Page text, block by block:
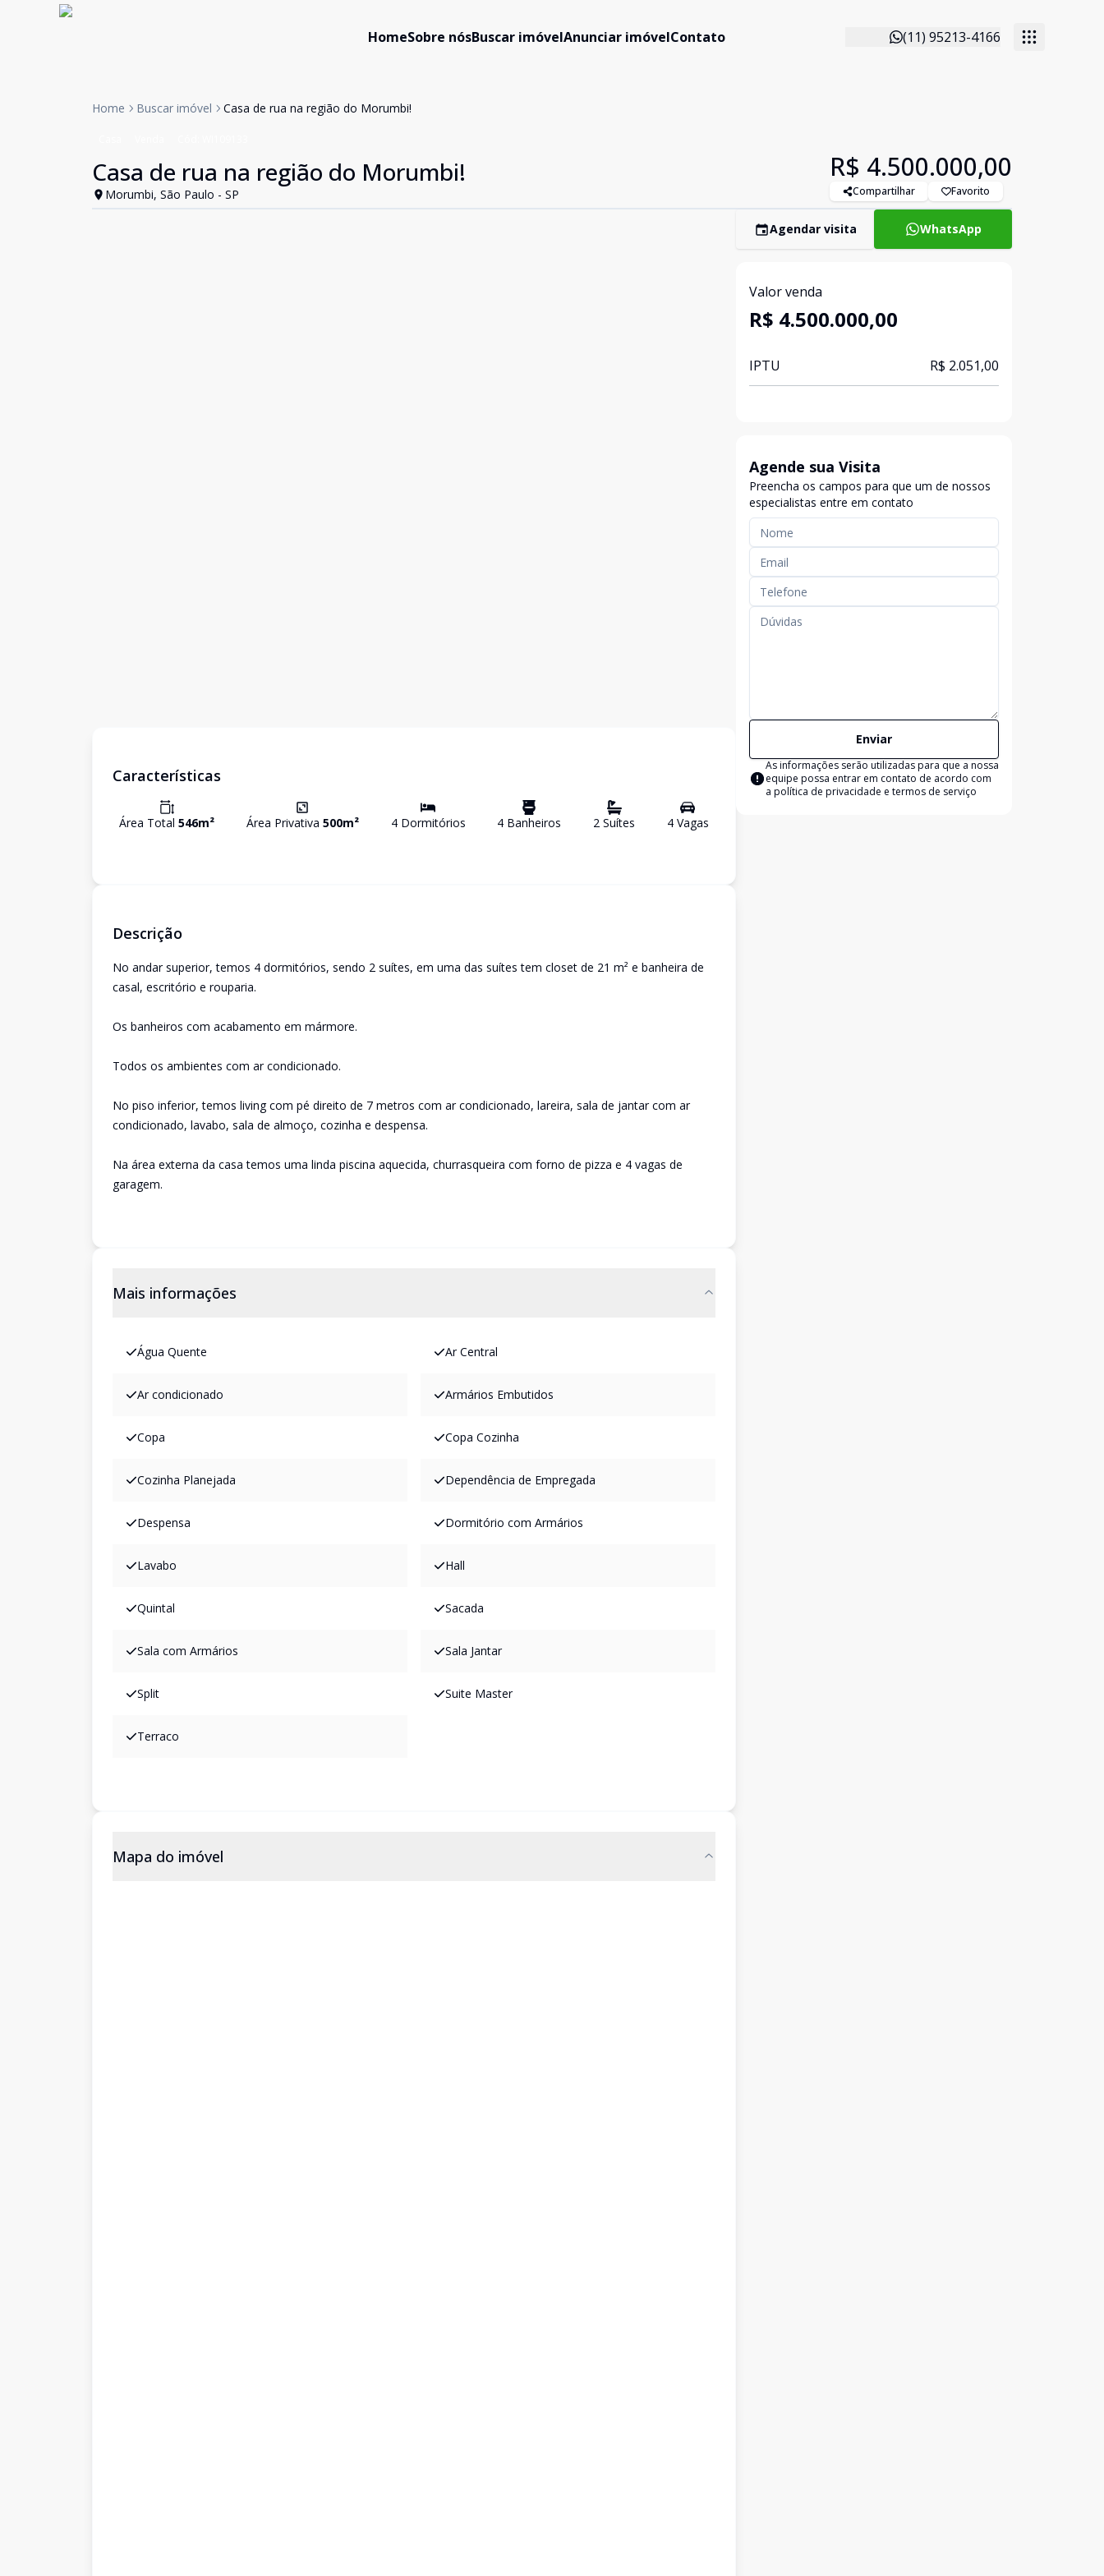
HomeSobre nósBuscar imóvelAnunciar imóvelContato (11) 95213-4166
Home Buscar imóvel Casa de rua na região do Morumbi!
Casa de rua na região do Morumbi!
Morumbi, São Paulo - SP
R$ 4.500.000,00
Compartilhar Favorito
Características
Área Total 546m² Área Privativa 500m² 4Dormitórios 4 Banheiros 2 Suítes 4Vagas
Descrição
No andar superior, temos 4 dormitórios, sendo 2 suítes, em uma das suítes tem closet de 21 m² e banheira de
casal, escritório e rouparia.
Os banheiros com acabamento em mármore.
Todos os ambientes com ar condicionado.
No piso inferior, temos living com pé direito de 7 metros com ar condicionado, lareira, sala de jantar com ar
condicionado, lavabo, sala de almoço, cozinha e despensa.
Na área externa da casa temos uma linda piscina aquecida, churrasqueira com forno de pizza e 4 vagas de
garagem.
Mais informações
Água Quente Ar Central
Ar condicionado Armários Embutidos
Copa Copa Cozinha
Cozinha Planejada Dependência de Empregada
Despensa Dormitório com Armários
Lavabo Hall
Quintal Sacada
Sala com Armários Sala Jantar
Split Suite Master
Terraco
Mapa do imóvel
Agendar visita WhatsApp
Valor venda
R$ 4.500.000,00
IPTU R$ 2.051,00
Agende sua Visita
Preencha os campos para que um de nossos
especialistas entre em contato
Enviar
As informações serão utilizadas para que a nossa
equipe possa entrar em contato de acordo com
a política de privacidade e termos de serviço